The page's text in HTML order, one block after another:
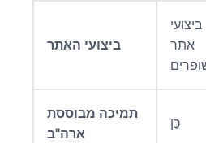
ביצועי האתר
ביצועי
אתר
תמיכה מבוססת
ארה"ב
כֵּן